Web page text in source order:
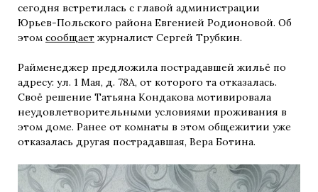
сегодня встретилась с главой администрации
Юрьев-Польского района Евгенией Родионовой. Об
этом сообщает журналист Сергей Трубкин.
Райменеджер предложила пострадавшей жильё по
адресу: ул. 1 Мая, д. 78А, от которого та отказалась.
Своё решение Татьяна Кондакова мотивировала
неудовлетворительными условиями проживания в
этом доме. Ранее от комнаты в этом общежитии уже
отказалась другая пострадавшая, Вера Ботина.